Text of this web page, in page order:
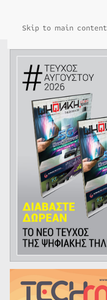
Skip to main content